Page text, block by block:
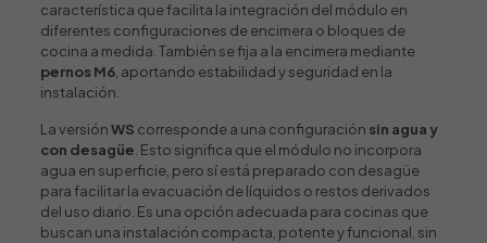
característica que facilita la integración del módulo en
diferentes configuraciones de encimera o bloques de
cocina a medida. También se fija a la encimera mediante
pernos M6, aportando estabilidad y seguridad en la
instalación.
La versiónWS corresponde a una configuración sin agua y
con desagüe . Esto significa que el módulo no incorpora
agua en superficie, pero sí está preparado con desagüe
para facilitar la evacuación de líquidos o restos derivados
del uso diario. Es una opción adecuada para cocinas que
buscan una instalación compacta, potente y funcional, sin